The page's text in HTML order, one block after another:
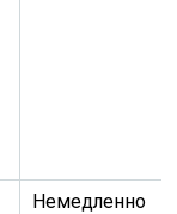
Немедленно